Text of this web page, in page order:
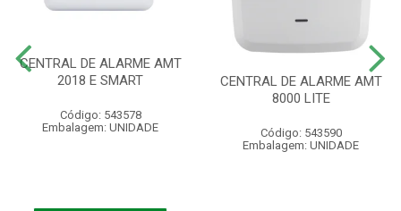
CENTRAL DE ALARME AMT
2018 E SMART
Código: 543578
Embalagem: UNIDADE
CENTRAL DE ALARME AMT
8000 LITE
Código: 543590
Embalagem: UNIDADE